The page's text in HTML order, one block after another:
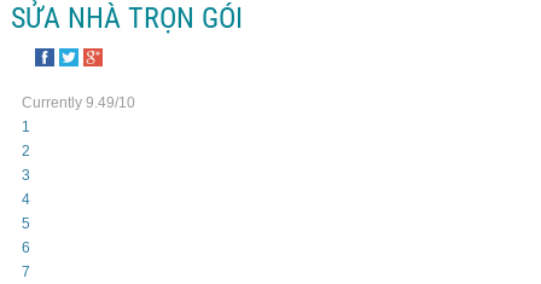
SỬA NHÀ TRỌN GÓI
Currently 9.49/10
1
2
3
4
5
6
7